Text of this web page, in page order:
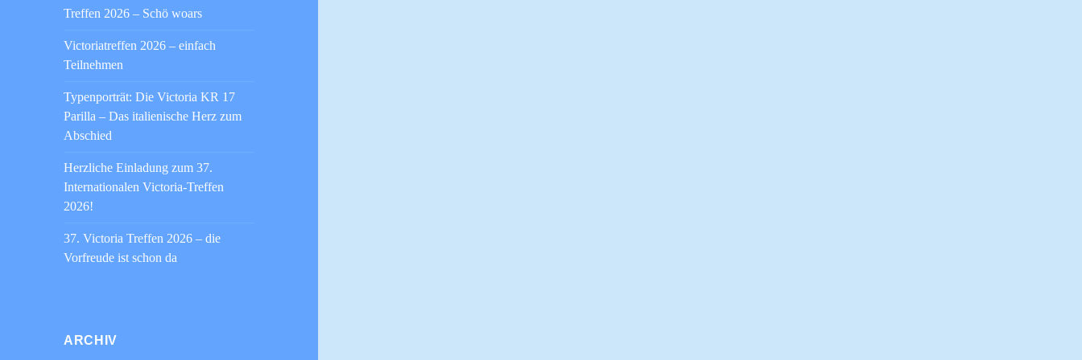
Treffen 2026 – Schö woars
Victoriatreffen 2026 – einfach
Teilnehmen
Typenporträt: Die Victoria KR 17
Parilla – Das italienische Herz zum
Abschied
Herzliche Einladung zum 37.
Internationalen Victoria-Treffen
2026!
37. Victoria Treffen 2026 – die
Vorfreude ist schon da
ARCHIV